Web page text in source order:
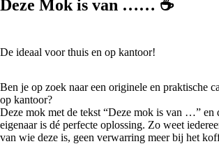
Deze Mok is van …… ☕
De ideaal voor thuis en op kantoor!
Ben je op zoek naar een originele en praktische
op kantoor?
Deze mok met de tekst “Deze mok is van …” en
eigenaar is dé perfecte oplossing. Zo weet
van wie deze is, geen verwarring meer bij het